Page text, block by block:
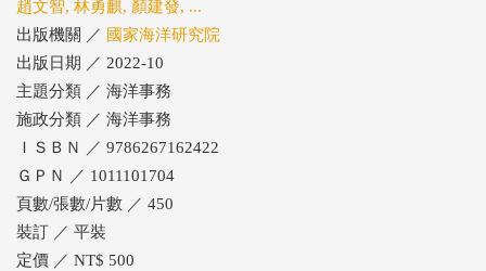
趙文智, 林勇麒, 顏建發, ...
出版機關 ／ 國家海洋研究院
出版日期 ／ 2022-10
主題分類 ／ 海洋事務
施政分類 ／ 海洋事務
ＩＳＢＮ ／ 9786267162422
ＧＰＮ ／ 1011101704
頁數/張數/片數 ／ 450
裝訂 ／ 平裝
定價 ／ NT$ 500